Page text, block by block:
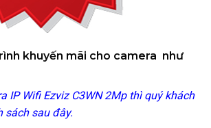
khuyến mãi cho camera như
IP Wifi Ezviz C3WN 2Mp thì quý khách
sách sau đây.